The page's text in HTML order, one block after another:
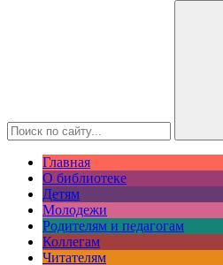
Главная
О библиотеке
Детям
Молодежи
Родителям и педагогам
Коллегам
Читателям